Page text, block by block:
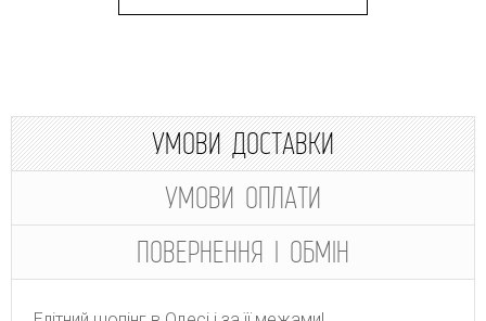
УМОВИ ДОСТАВКИ
УМОВИ ОПЛАТИ
ПОВЕРНЕННЯ І ОБМІН